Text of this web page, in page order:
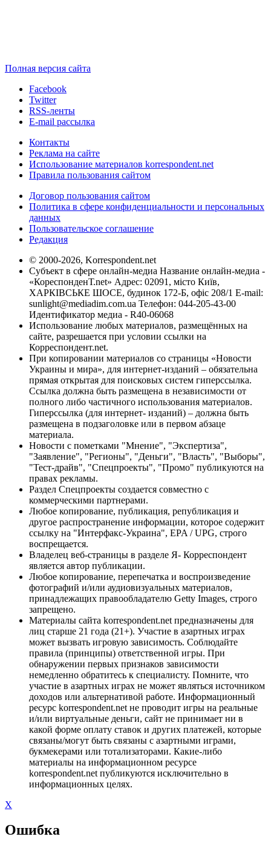
Полная версия сайта
Facebook
Twitter
RSS-ленты
E-mail рассылка
Контакты
Реклама на сайте
Использование материалов korrespondent.net
Правила пользования сайтом
Договор пользования сайтом
Политика в сфере конфиденциальности и персональных
данных
Пользовательское соглашение
Редакция
© 2000-2026, Korrespondent.net
Субъект в сфере онлайн-медиа Название онлайн-медиа -
«КореспонденТ.net» Адрес: 02091, місто Київ,
ХАРКІВСЬКЕ ШОСЕ, будинок 172-Б, офіс 208/1 E-mail:
sunlight@mediadim.com.ua Телефон: 044-205-43-00
Идентификатор медиа - R40-06068
Использование любых материалов, размещённых на
сайте, разрешается при условии ссылки на
Корреспондент.net.
При копировании материалов со страницы «Новости
Украины и мира», для интернет-изданий – обязательна
прямая открытая для поисковых систем гиперссылка.
Ссылка должна быть размещена в независимости от
полного либо частичного использования материалов.
Гиперссылка (для интернет- изданий) – должна быть
размещена в подзаголовке или в первом абзаце
материала.
Новости с пометками "Мнение", "Экспертиза",
"Заявление", "Регионы", "Деньги", "Власть", "Выборы",
"Тест-драйв", "Спецпроекты", "Промо" публикуются на
правах рекламы.
Раздел Спецпроекты создается совместно с
коммерческими партнерами.
Любое копирование, публикация, републикация и
другое распространение информации, которое содержит
ссылку на "Интерфакс-Украина", EPA / UPG, строго
воспрещается.
Владелец веб-страницы в разделе Я- Корреспондент
является автор публикации.
Любое копирование, перепечатка и воспроизведение
фотографий и/или аудиовизуальных материалов,
принадлежащих правообладателю Getty Images, строго
запрещено.
Материалы сайта korrespondent.net предназначены для
лиц старше 21 года (21+). Участие в азартных играх
может вызвать игровую зависимость. Соблюдайте
правила (принципы) ответственной игры. При
обнаружении первых признаков зависимости
немедленно обратитесь к специалисту. Помните, что
участие в азартных играх не может являться источником
доходов или альтернативой работе. Информационный
ресурс korrespondent.net не проводит игры на реальные
и/или виртуальные деньги, сайт не принимает ни в
какой форме оплату ставок и других платежей, которые
связаны/могут быть связаны с азартными играми,
букмекерами или тотализаторами. Какие-либо
материалы на информационном ресурсе
korrespondent.net публикуются исключительно в
информационных целях.
X
Ошибка